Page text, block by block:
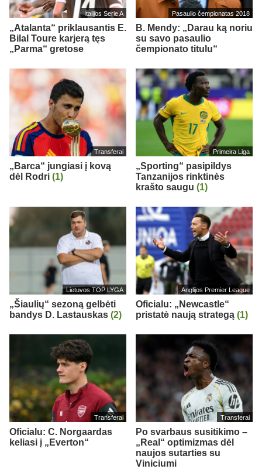
Italijos Serie A
„Atalanta“ priklausantis E.
Bilal Toure karjerą tęs
„Parma“ gretose
Pasaulio čempionatas 2018
B. Mendy: „Darau ką noriu
su savo pasaulio
čempionato titulu“
Transferai
„Barca“ jungiasi į kovą
dėl Rodri (1)
Primeira Liga
„Sporting“ pasipildys
Tanzanijos rinktinės
krašto saugu (1)
Lietuvos TOP LYGA
„Šiaulių“ sezoną gelbėti
bandys D. Lastauskas (2)
Anglijos Premier League
Oficialu: „Newcastle“
pristatė naują strategą (1)
Transferai
Oficialu: C. Norgaardas
keliasi į „Everton“
Transferai
Po svarbaus susitikimo –
„Real“ optimizmas dėl
naujos sutarties su
Viniciumi